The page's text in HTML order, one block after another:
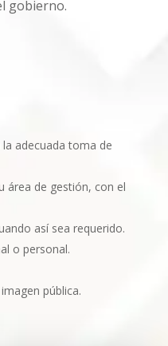
gobierno.
adecuada toma de
área de gestión, con el
así sea requerido.
o personal.
pública.